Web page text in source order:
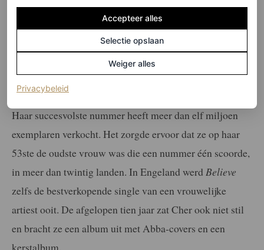
Haar succesvolste nummer heeft meer dan elf miljoen
exemplaren verkocht. Het zorgde ervoor dat ze op haar
53ste de oudste vrouw was die een nummer één scoorde,
in meer dan twintig landen. In Engeland werd Believe
zelfs de bestverkopende single van een vrouwelijke
artiest ooit. De afgelopen tien jaar zat Cher ook niet stil
en bracht ze een album uit met Abba-covers en een
kerstalbum.
Accepteer alles
Selectie opslaan
Weiger alles
Privacybeleid